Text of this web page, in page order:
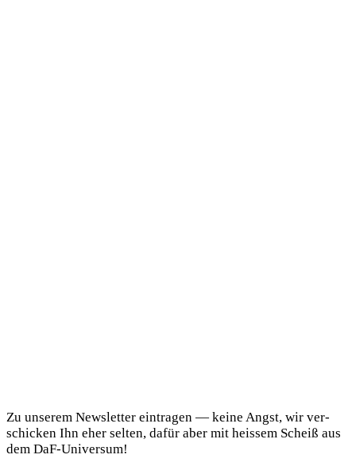
Zu unse­rem News­let­ter ein­tra­gen — kei­ne Angst, wir ver­
schi­cken Ihn eher sel­ten, dafür aber mit heis­sem Scheiß aus
dem DaF-Universum!